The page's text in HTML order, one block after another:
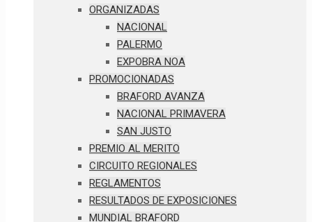
ORGANIZADAS
NACIONAL
PALERMO
EXPOBRA NOA
PROMOCIONADAS
BRAFORD AVANZA
NACIONAL PRIMAVERA
SAN JUSTO
PREMIO AL MERITO
CIRCUITO REGIONALES
REGLAMENTOS
RESULTADOS DE EXPOSICIONES
MUNDIAL BRAFORD